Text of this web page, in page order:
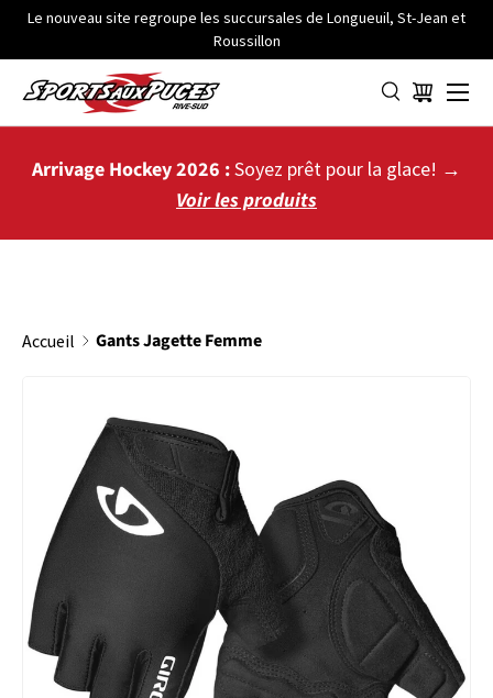
ALLER AU CONTENU
Le nouveau site regroupe les succursales de Longueuil, St-Jean et
Roussillon
Panier
Menu
Arrivage Hockey 2026 :Soyez prêt pour la glace! →
Voir les produits
Accueil Gants Jagette Femme
PASSER AUX INFORMATIONS PRODUITS